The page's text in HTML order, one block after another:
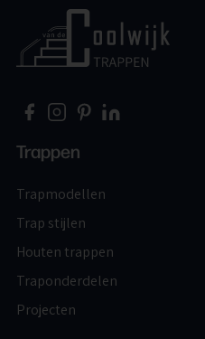
Trappen
Trapmodellen
Trap stijlen
Houten trappen
Traponderdelen
Projecten